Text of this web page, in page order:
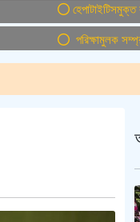
হেপাটাইটিসমুক্ত
পরিক্ষামুলক সম্প্রচার